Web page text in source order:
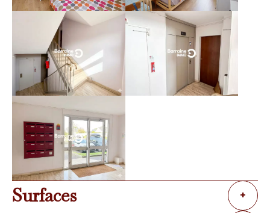
Surfaces +